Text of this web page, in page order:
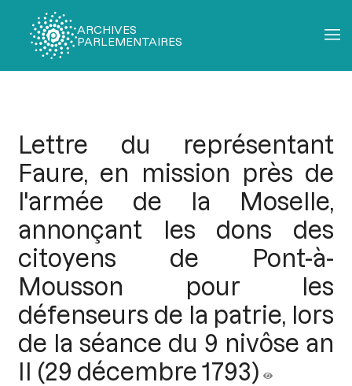
ARCHIVES
PARLEMENTAIRES
Lettre du représentant
Faure, en mission près de
l'armée de la Moselle,
annonçant les dons des
citoyens de Pont-à-
Mousson pour les
défenseurs de la patrie, lors
de la séance du 9 nivôse an
II (29 décembre 1793)